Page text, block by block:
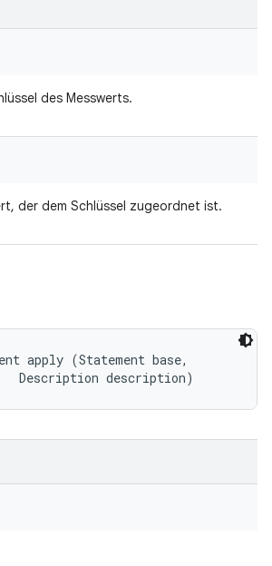
des Messwerts.
der dem Schlüssel zugeordnet ist.
apply (Statement base,
Description description)